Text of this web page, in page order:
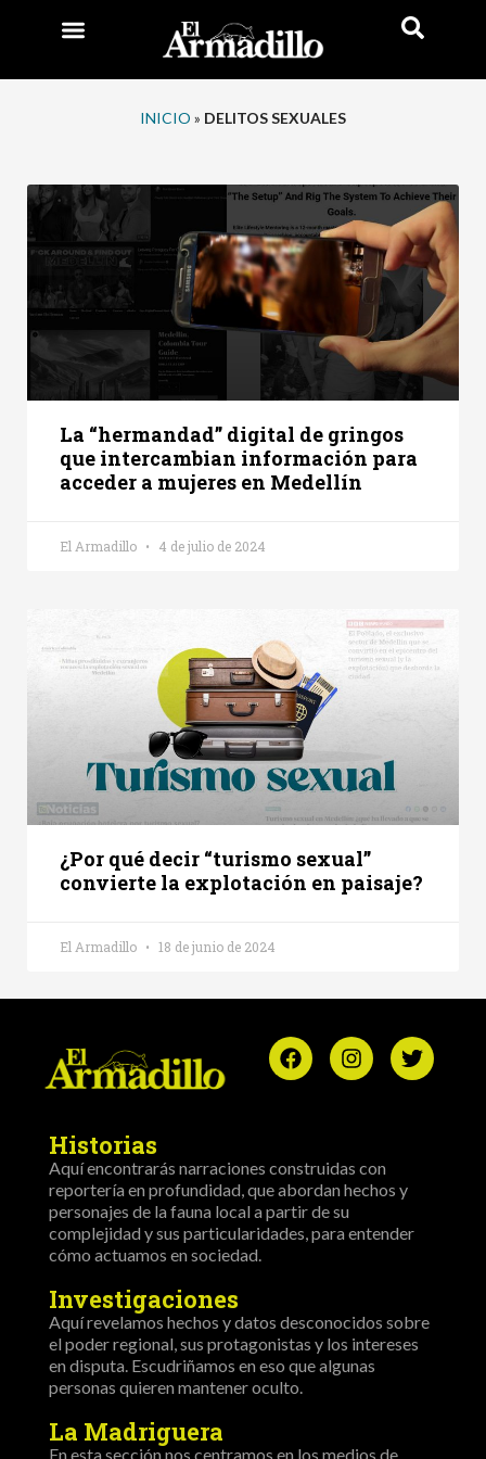
INICIO » DELITOS SEXUALES
La “hermandad” digital de gringos
que intercambian información para
acceder a mujeres en Medellín
El Armadillo 4 de julio de 2024
¿Por qué decir “turismo sexual”
convierte la explotación en paisaje?
El Armadillo 18 de junio de 2024
Historias
Aquí encontrarás narraciones construidas con
reportería en profundidad, que abordan hechos y
personajes de la fauna local a partir de su
complejidad y sus particularidades, para entender
cómo actuamos en sociedad.
Investigaciones
Aquí revelamos hechos y datos desconocidos sobre
el poder regional, sus protagonistas y los intereses
en disputa. Escudriñamos en eso que algunas
personas quieren mantener oculto.
La Madriguera
En esta sección nos centramos en los medios de